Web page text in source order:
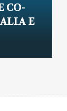
CO-
E